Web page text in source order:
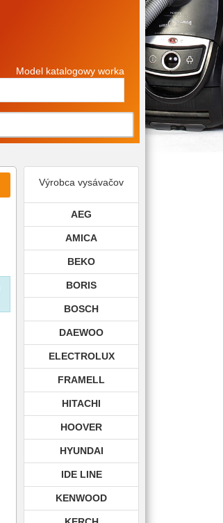
Model katalogowy worka
Výrobca vysávačov
AEG
AMICA
BEKO
BORIS
BOSCH
DAEWOO
ELECTROLUX
FRAMELL
HITACHI
HOOVER
HYUNDAI
IDE LINE
KENWOOD